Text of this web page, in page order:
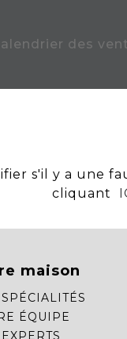
des
s'il y a une
cliquant
maison
ÉQUIPE